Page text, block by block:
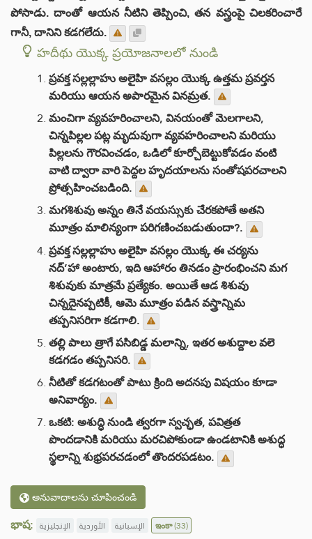
పోసాడు. దాంతో ఆయన నీటిని తెప్పించి, తన వస్త్రంపై చిలకరించారే
గానీ, దానిని కడగలేదు.
హదీథు యొక్క ప్రయోజనాలలో నుండి
ప్రవక్త సల్లల్లాహు అలైహి వసల్లం యొక్క ఉత్తమ ప్రవర్తన
మరియు ఆయన అపారమైన వినమ్రత.
మంచిగా వ్యవహరించాలని, వినయంతో మెలగాలని,
చిన్నపిల్లల పట్ల మృదువుగా వ్యవహరించాలని మరియు
పిల్లలను గౌరవించడం, ఒడిలో కూర్చోబెట్టుకోవడం వంటి
వాటి ద్వారా వారి పెద్దల హృదయాలను సంతోషపరచాలని
ప్రోత్సహించబడింది.
మగశిశువు అన్నం తినే వయస్సుకు చేరకపోతే అతని
మూత్రం మాలిన్యంగా పరిగణించబడుతుందా?.
ప్రవక్త సల్లల్లాహు అలైహి వసల్లం యొక్క ఈ చర్యను
నద్’హా అంటారు, ఇది ఆహారం తినడం ప్రారంభించని మగ
శిశువుకు మాత్రమే ప్రత్యేకం. అయితే ఆడ శిశువు
చిన్నదైనప్పటికీ, ఆమె మూత్రం పడిన వస్త్రాన్నిమ
తప్పనిసరిగా కడగాలి.
తల్లి పాలు త్రాగే పసిబిడ్డ మలాన్ని, ఇతర అశుద్దాల వలె
కడగడం తప్పనిసరి.
నీటితో కడగటంతో పాటు క్రింది అదనపు విషయం కూడా
అనివార్యం.
ఒకటి: అశుద్ధి నుండి త్వరగా స్వచ్ఛత, పవిత్రత
పొందడానికి మరియు మరచిపోకుండా ఉండటానికి అశుద్ధ
స్థలాన్ని శుభ్రపరచడంలో తొందరపడటం.
అనువాదాలను చూపించండి
భాష: الإنجليزية الأوردية الإسبانية ఇంకా(33)